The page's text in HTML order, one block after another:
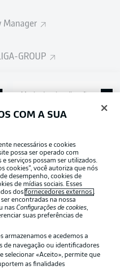
Manager
GROUP
it’s meant to be
COM A SUA
necessários e cookies
possa ser operado com
serviços possam ser utilizados.
cookies”, você autoriza que nós
desempenho, cookies de
de mídias sociais. Esses
dosfornecedores externos .
encontradas na nossa
nasConfigurações de cookies,
suas preferências de
armazenamos e acedemos a
de navegação ou identificadores
selecionar «Aceito», permite que
as finalidades